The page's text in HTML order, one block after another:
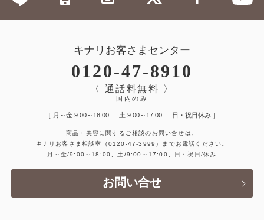
キナリお客さまセンター
0120-47-8910
〈 通話料無料 〉
国内のみ
［ 月～金 9:00～18:00 ｜ 土 9:00～17:00 ｜ 日・祝日休み ］
商品・美容に関するご相談のお問い合せは、
キナリお客さま相談室
（0120-47-3999）
までお電話ください。
月～金/9:00～18:00、土/9:00～17:00、日・祝日/休み
お問い合せ